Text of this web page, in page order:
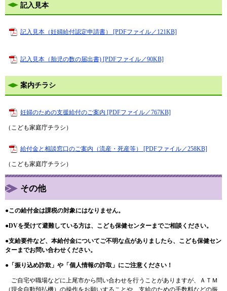
記入見本
記入見本（妊婦給付認定申請書） [PDFファイル／121KB]
記入見本（胎児の数の届出書) [PDFファイル／90KB]
案内チラシ
妊婦のための支援給付のご案内 [PDFファイル／767KB]
（こども家庭庁チラシ）
給付金と相談窓口のご案内（流産・死産等） [PDFファイル／258KB]
（こども家庭庁チラシ）
その他
●この給付金は課税の対象にはなりません。
●DVを受けて避難している方は、こども保健センターまでご相談ください。
●支給要件など、本給付金についてご不明な点がありましたら、こども保健セン
ターまでお問い合わせください。
​●「振り込め詐欺」や「個人情報の詐取」にご注意ください！
ご自宅や職場などに上尾市から問い合わせを行うことがありますが、ＡＴＭ
（現金自動預払機）の操作をお願いすることや、支給のための手数料などの振